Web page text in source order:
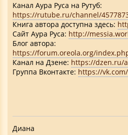
Канал Аура Руса на Рутуб:
https://rutube.ru/channel/
Книга автора доступна здесь:
Cайт Аура Руса: http://
Блог автора:
https://forum.oreola.org/
Канал на Дзене: https://dzen.ru/
Группа Вконтакте: https://
Диана